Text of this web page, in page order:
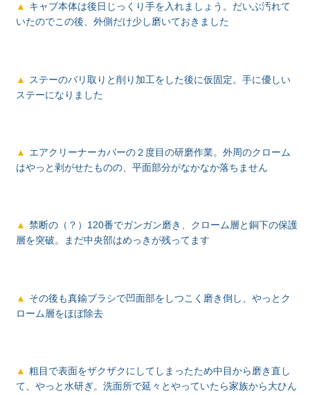
キャブ本体は後日じっくり手を入れましょう。だいぶ汚れて
いたのでこの後、外側だけ少し磨いておきました
ステーのバリ取りと削り加工をした後に仮固定。手に優しい
ステーになりました
エアクリーナーカバーの２度目の研磨作業。外周のクローム
はやっと剥がせたものの、平面部分がなかなか落ちません
禁断の（？）120番でガンガン磨き、クローム層と銅下の保護
層を突破。まだ中央部はめっきが残ってます
その後も真鍮ブラシで凹面部をしつこく磨き倒し、やっとク
ローム層をほぼ除去
粗目で表面をザクザクにしてしまったため中目から磨き直し
て、やっと水研ぎ。洗面所で延々とやっていたら家族から大ひん